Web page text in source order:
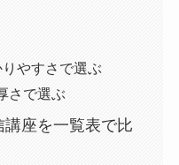
やすさで選ぶ
さで選ぶ
座を一覧表で比